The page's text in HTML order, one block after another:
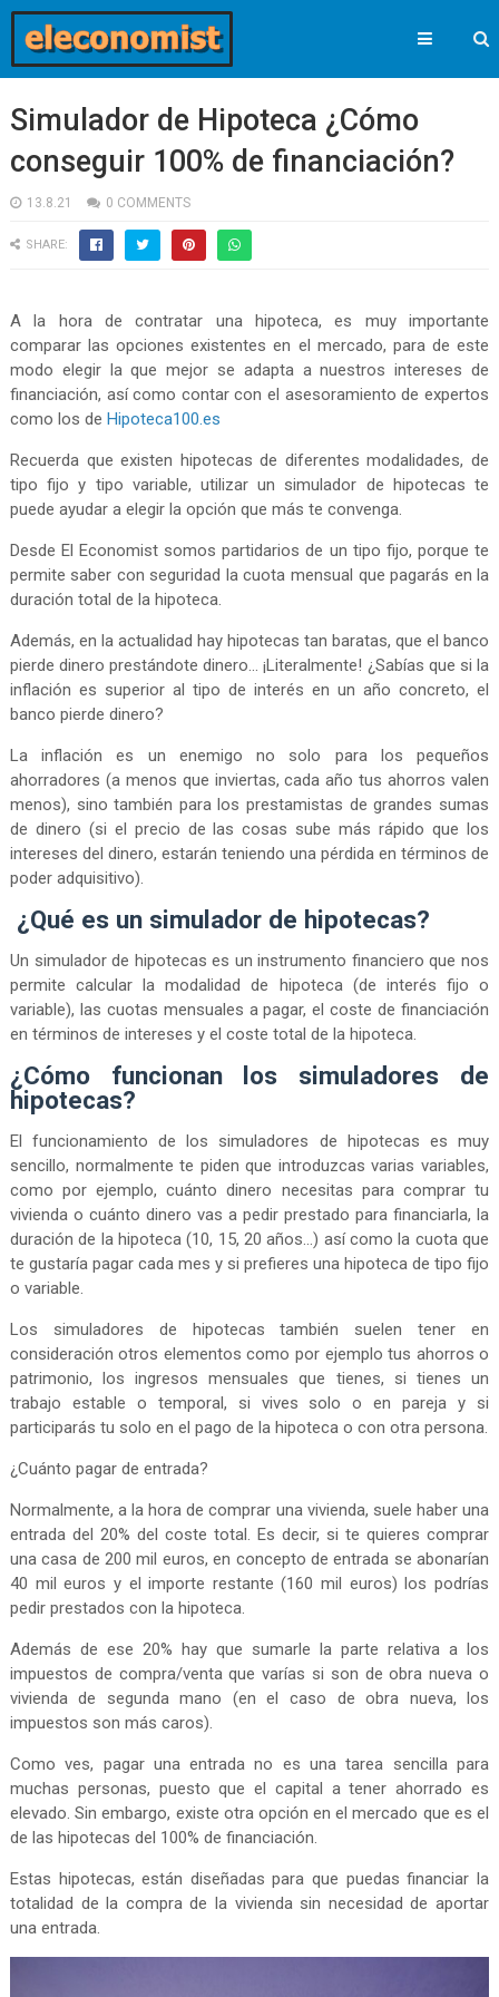
Simulador de Hipoteca ¿Cómo
conseguir 100% de financiación?
13.8.21 0 COMMENTS
SHARE:
A la hora de contratar una hipoteca, es muy importante
comparar las opciones existentes en el mercado, para de este
modo elegir la que mejor se adapta a nuestros intereses de
financiación, así como contar con el asesoramiento de expertos
como los de Hipoteca100.es
Recuerda que existen hipotecas de diferentes modalidades, de
tipo fijo y tipo variable, utilizar un simulador de hipotecas te
puede ayudar a elegir la opción que más te convenga.
Desde El Economist somos partidarios de un tipo fijo, porque te
permite saber con seguridad la cuota mensual que pagarás en la
duración total de la hipoteca.
Además, en la actualidad hay hipotecas tan baratas, que el banco
pierde dinero prestándote dinero... ¡Literalmente! ¿Sabías que si la
inflación es superior al tipo de interés en un año concreto, el
banco pierde dinero?
La inflación es un enemigo no solo para los pequeños
ahorradores (a menos que inviertas, cada año tus ahorros valen
menos), sino también para los prestamistas de grandes sumas
de dinero (si el precio de las cosas sube más rápido que los
intereses del dinero, estarán teniendo una pérdida en términos de
poder adquisitivo).
¿Qué es un simulador de hipotecas?
Un simulador de hipotecas es un instrumento financiero que nos
permite calcular la modalidad de hipoteca (de interés fijo o
variable), las cuotas mensuales a pagar, el coste de financiación
en términos de intereses y el coste total de la hipoteca.
¿Cómo funcionan los simuladores de
hipotecas?
El funcionamiento de los simuladores de hipotecas es muy
sencillo, normalmente te piden que introduzcas varias variables,
como por ejemplo, cuánto dinero necesitas para comprar tu
vivienda o cuánto dinero vas a pedir prestado para financiarla, la
duración de la hipoteca (10, 15, 20 años...) así como la cuota que
te gustaría pagar cada mes y si prefieres una hipoteca de tipo fijo
o variable.
Los simuladores de hipotecas también suelen tener en
consideración otros elementos como por ejemplo tus ahorros o
patrimonio, los ingresos mensuales que tienes, si tienes un
trabajo estable o temporal, si vives solo o en pareja y si
participarás tu solo en el pago de la hipoteca o con otra persona.
¿Cuánto pagar de entrada?
Normalmente, a la hora de comprar una vivienda, suele haber una
entrada del 20% del coste total. Es decir, si te quieres comprar
una casa de 200 mil euros, en concepto de entrada se abonarían
40 mil euros y el importe restante (160 mil euros) los podrías
pedir prestados con la hipoteca.
Además de ese 20% hay que sumarle la parte relativa a los
impuestos de compra/venta que varías si son de obra nueva o
vivienda de segunda mano (en el caso de obra nueva, los
impuestos son más caros).
Como ves, pagar una entrada no es una tarea sencilla para
muchas personas, puesto que el capital a tener ahorrado es
elevado. Sin embargo, existe otra opción en el mercado que es el
de las hipotecas del 100% de financiación.
Estas hipotecas, están diseñadas para que puedas financiar la
totalidad de la compra de la vivienda sin necesidad de aportar
una entrada.